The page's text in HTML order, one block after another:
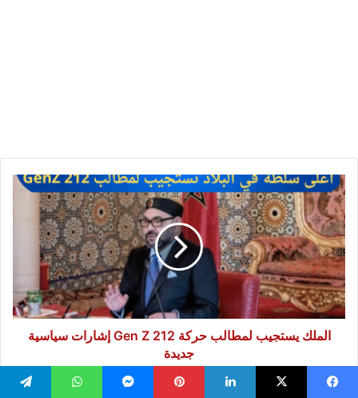
الملك
يستجيب
لمطالب
حركة
Gen
Z
212
إشارات
سياسية
جديدة
الملك يستجيب لمطالب حركة Gen Z 212 إشارات سياسية
جديدة
كلمة